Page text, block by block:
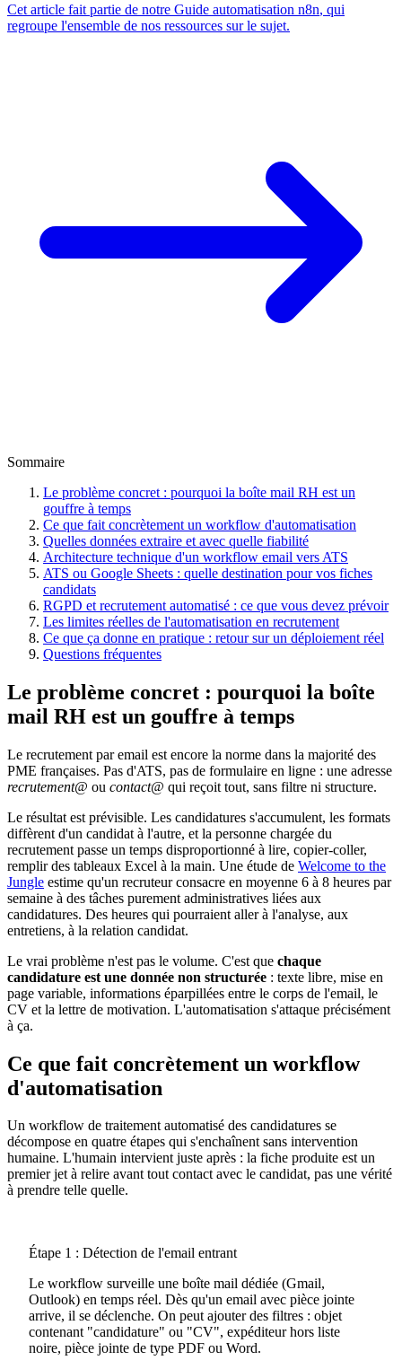
Cet article fait partie de notre Guide automatisation n8n, qui
regroupe l'ensemble de nos ressources sur le sujet.
Sommaire
Le problème concret : pourquoi la boîte mail RH est un
gouffre à temps
Ce que fait concrètement un workflow d'automatisation
Quelles données extraire et avec quelle fiabilité
Architecture technique d'un workflow email vers ATS
ATS ou Google Sheets : quelle destination pour vos fiches
candidats
RGPD et recrutement automatisé : ce que vous devez prévoir
Les limites réelles de l'automatisation en recrutement
Ce que ça donne en pratique : retour sur un déploiement réel
Questions fréquentes
Le problème concret : pourquoi la boîte
mail RH est un gouffre à temps
Le recrutement par email est encore la norme dans la majorité des
PME françaises. Pas d'ATS, pas de formulaire en ligne : une adresse
recrutement@ ou contact@ qui reçoit tout, sans filtre ni structure.
Le résultat est prévisible. Les candidatures s'accumulent, les formats
diffèrent d'un candidat à l'autre, et la personne chargée du
recrutement passe un temps disproportionné à lire, copier-coller,
remplir des tableaux Excel à la main. Une étude de Welcome to the
Jungle estime qu'un recruteur consacre en moyenne 6 à 8 heures par
semaine à des tâches purement administratives liées aux
candidatures. Des heures qui pourraient aller à l'analyse, aux
entretiens, à la relation candidat.
Le vrai problème n'est pas le volume. C'est que chaque
candidature est une donnée non structurée : texte libre, mise en
page variable, informations éparpillées entre le corps de l'email, le
CV et la lettre de motivation. L'automatisation s'attaque précisément
à ça.
Ce que fait concrètement un workflow
d'automatisation
Un workflow de traitement automatisé des candidatures se
décompose en quatre étapes qui s'enchaînent sans intervention
humaine. L'humain intervient juste après : la fiche produite est un
premier jet à relire avant tout contact avec le candidat, pas une vérité
à prendre telle quelle.
Étape 1 : Détection de l'email entrant
Le workflow surveille une boîte mail dédiée (Gmail,
Outlook) en temps réel. Dès qu'un email avec pièce jointe
arrive, il se déclenche. On peut ajouter des filtres : objet
contenant "candidature" ou "CV", expéditeur hors liste
noire, pièce jointe de type PDF ou Word.